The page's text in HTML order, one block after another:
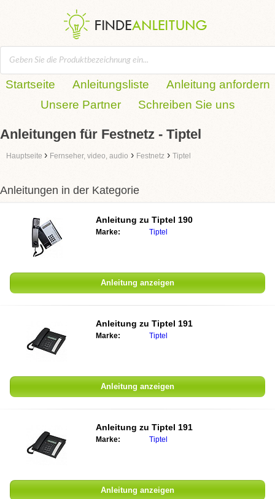
Startseite Anleitungsliste
Anleitung anfordern
Unsere Partner
Schreiben Sie uns
Anleitungen für Festnetz - Tiptel
Hauptseite › Fernseher, video, audio › Festnetz › Tiptel
Anleitungen in der Kategorie
Anleitung zu Tiptel 190
Marke: Tiptel
Anleitung anzeigen
Anleitung zu Tiptel 191
Marke: Tiptel
Anleitung anzeigen
Anleitung zu Tiptel 191
Marke: Tiptel
Anleitung anzeigen